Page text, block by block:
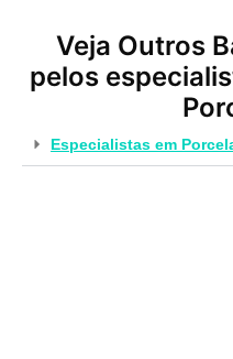
Veja Outros
pelos
Especialistas em